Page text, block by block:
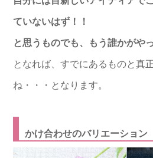
ていないはず！！
と思うものでも、もう誰かがや
となれば、すでにあるものと真
ね・・・となります。
かけ合わせのバリエーション